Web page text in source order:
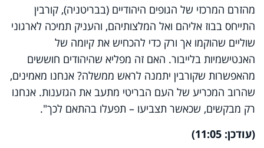
מהזרם המרכזי של הגופים היהודיים (בבריטניה), קורבין
התייחס בבוז אליהם ואל המלצותיהם, והעניק תמיכה לארגוני
שוליים שהוקמו אך ורק כדי להכחיש את קיומה של
האנטישמיות בלייבור. האם זה מפליא שהיהודים חוששים
מהאפשרות שקורבין יתמנה לראש ממשלה? אנחנו מאמינים,
שהרוב המכריע של העם הבריטי מתעב את הגזענות. אנחנו
רק מבקשים, שכאשר תצביעו – תפעלו בהתאם לכך".
(עודכן: 11:05)